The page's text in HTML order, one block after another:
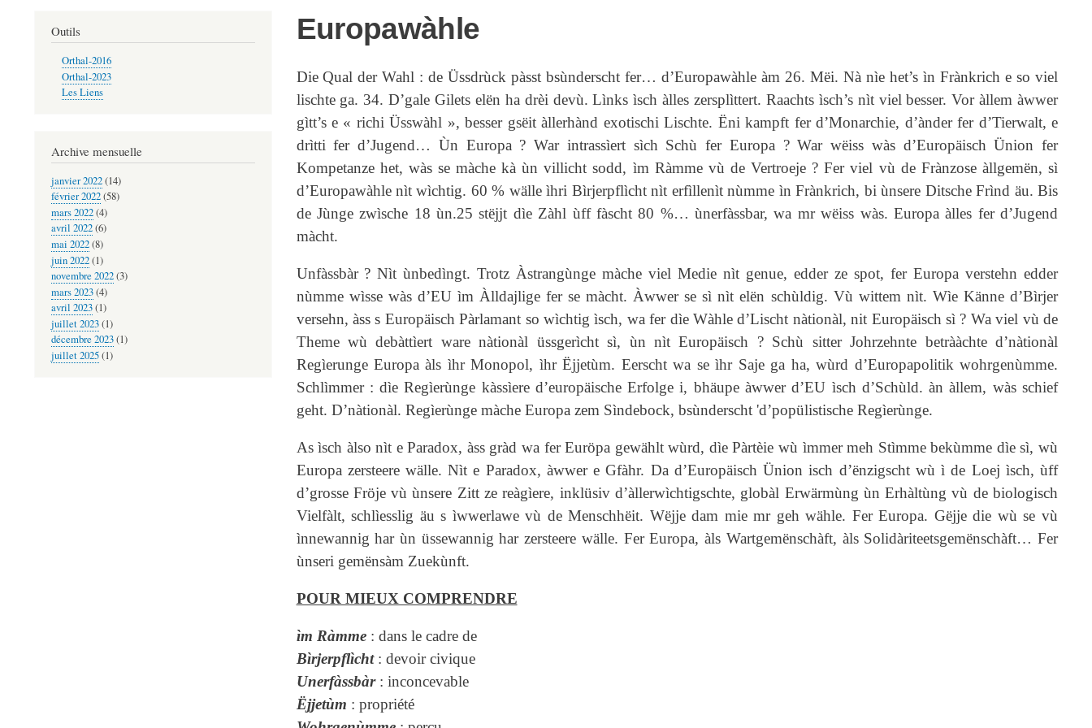
Europawàhle
Die Qual der Wahl : de Üssdrùck pàsst bsùnderscht fer… d’Europawàhle àm 26. Mëi. Nà nìe het’s ìn Frànkrich e so viel
lischte ga. 34. D’gale Gilets elën ha drèi devù. Lìnks ìsch àlles zersplìttert. Raachts ìsch’s nìt viel besser. Vor àllem àwwer
gìtt’s e « richi Üsswàhl », besser gsëit àllerhànd exotischi Lischte. Ëni kampft fer d’Monarchie, d’ànder fer d’Tierwalt, e
drìtti fer d’Jugend… Ùn Europa ? War intrassìert sìch Schù fer Europa ? War wëiss wàs d’Europäisch Ünion fer
Kompetanze het, wàs se màche kà ùn villicht sodd, ìm Ràmme vù de Vertroeje ? Fer viel vù de Frànzose àllgemën, sì
d’Europawàhle nìt wìchtig. 60 % wälle ìhri Bìrjerpflìcht nìt erfìllenìt nùmme ìn Frànkrich, bi ùnsere Ditsche Frìnd äu. Bis
de Jùnge zwìsche 18 ùn.25 stëjjt dìe Zàhl ùff fàscht 80 %… ùnerfàssbar, wa mr wëiss wàs. Europa àlles fer d’Jugend
màcht.
Unfàssbàr ? Nìt ùnbedìngt. Trotz Àstrangùnge màche viel Medie nìt genue, edder ze spot, fer Europa verstehn edder
nùmme wìsse wàs d’EU ìm Àlldajlige fer se màcht. Àwwer se sì nìt elën schùldig. Vù wittem nìt. Wìe Känne d’Bìrjer
versehn, àss s Europäisch Pàrlamant so wìchtig ìsch, wa fer dìe Wàhle d’Lischt nàtionàl, nit Europäisch sì ? Wa viel vù de
Theme wù debàttìert ware nàtionàl üssgerìcht sì, ùn nìt Europäisch ? Schù sitter Johrzehnte betrààchte d’nàtionàl
Regìerunge Europa àls ìhr Monopol, ìhr Ëjjetùm. Eerscht wa se ìhr Saje ga ha, wùrd d’Europapolitik wohrgenùmme.
Schlìmmer : dìe Regìerùnge kàssìere d’europäische Erfolge i, bhäupe àwwer d’EU ìsch d’Schùld. àn àllem, wàs schief
geht. D’nàtionàl. Regìerùnge màche Europa zem Sìndebock, bsùnderscht 'd’popülistische Regìerùnge.
As ìsch àlso nìt e Paradox, àss gràd wa fer Euröpa gewählt wùrd, dìe Pàrtèie wù ìmmer meh Stìmme bekùmme dìe sì, wù
Europa zersteere wälle. Nìt e Paradox, àwwer e Gfàhr. Da d’Europäisch Ünion isch d’ënzigscht wù ì de Loej ìsch, ùff
d’grosse Fröje vù ùnsere Zitt ze reàgìere, inklüsiv d’àllerwìchtigschte, globàl Erwärmùng ùn Erhàltùng vù de biologisch
Vielfàlt, schlìesslig äu s ìwwerlawe vù de Menschhëit. Wëjje dam mie mr geh wähle. Fer Europa. Gëjje die wù se vù
ìnnewannig har ùn üssewannig har zersteere wälle. Fer Europa, àls Wartgemënschàft, àls Solidàriteetsgemënschàft… Fer
ùnseri gemënsàm Zuekùnft.
POUR MIEUX COMPRENDRE
ìm Ràmme : dans le cadre de
Bìrjerpflìcht: devoir civique
Unerfàssbàr: inconcevable
Ëjjetùm : propriété
Outils
Orthal-2016
Orthal-2023
Les Liens
Archive mensuelle
janvier 2022(14)
février 2022(58)
mars 2022(4)
avril 2022(6)
mai 2022(8)
juin 2022(1)
novembre 2022(3)
mars 2023(4)
avril 2023(1)
juillet 2023(1)
décembre 2023(1)
juillet 2025(1)